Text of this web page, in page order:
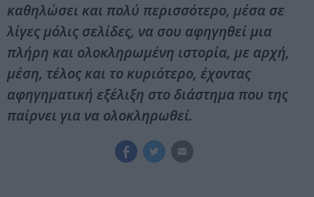
καθηλώσει και πολύ περισσότερο, μέσα σε
λίγες μόλις σελίδες, να σου αφηγηθεί μια
πλήρη και ολοκληρωμένη ιστορία, με αρχή,
μέση, τέλος και το κυριότερο, έχοντας
αφηγηματική εξέλιξη στο διάστημα που της
παίρνει για να ολοκληρωθεί.